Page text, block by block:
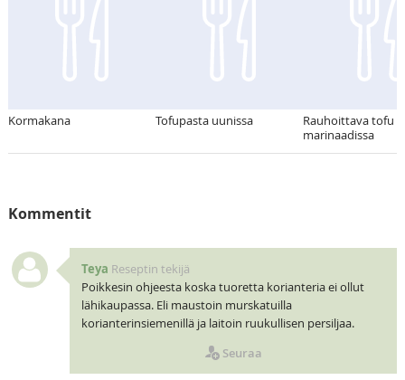
Kormakana Tofupasta uunissa
Rauhoittava tofu
marinaadissa
Kommentit
Teya Reseptin tekijä
Poikkesin ohjeesta koska tuoretta korianteria ei ollut
lähikaupassa. Eli maustoin murskatuilla
korianterinsiemenillä ja laitoin ruukullisen persiljaa.
Seuraa